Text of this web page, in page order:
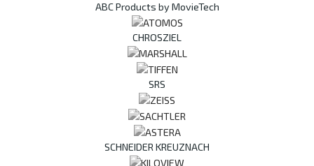
ABC Products by MovieTech
CHROSZIEL
SRS
SCHNEIDER KREUZNACH